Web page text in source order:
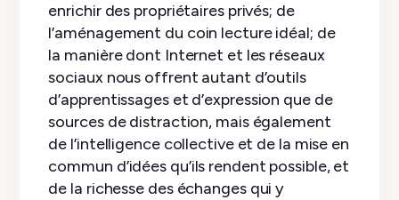
enrichir des propriétaires privés; de
l’aménagement du coin lecture idéal; de
la manière dont Internet et les réseaux
sociaux nous offrent autant d’outils
d’apprentissages et d’expression que de
sources de distraction, mais également
de l’intelligence collective et de la mise en
commun d’idées qu’ils rendent possible, et
de la richesse des échanges qui y